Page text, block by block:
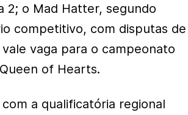
2; o Mad Hatter, segundo
competitivo, com disputas de
vaga para o campeonato
of Hearts.
a qualificatória regional